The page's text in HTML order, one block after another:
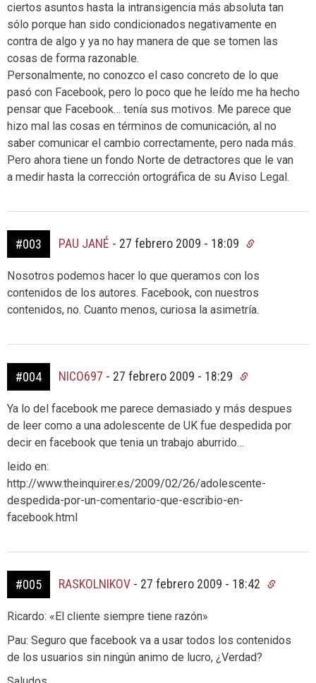
ciertos asuntos hasta la intransigencia más absoluta tan
sólo porque han sido condicionados negativamente en
contra de algo y ya no hay manera de que se tomen las
cosas de forma razonable.
Personalmente, no conozco el caso concreto de lo que
pasó con Facebook, pero lo poco que he leído me ha hecho
pensar que Facebook… tenía sus motivos. Me parece que
hizo mal las cosas en términos de comunicación, al no
saber comunicar el cambio correctamente, pero nada más.
Pero ahora tiene un fondo Norte de detractores que le van
a medir hasta la corrección ortográfica de su Aviso Legal.
#003 PAU JANÉ - 27 febrero 2009 - 18:09
Nosotros podemos hacer lo que queramos con los
contenidos de los autores. Facebook, con nuestros
contenidos, no. Cuanto menos, curiosa la asimetría.
#004 NICO697 - 27 febrero 2009 - 18:29
Ya lo del facebook me parece demasiado y más despues
de leer como a una adolescente de UK fue despedida por
decir en facebook que tenia un trabajo aburrido…
leido en:
http://www.theinquirer.es/2009/02/26/adolescente-
despedida-por-un-comentario-que-escribio-en-
facebook.html
#005 RASKOLNIKOV - 27 febrero 2009 - 18:42
Ricardo: «El cliente siempre tiene razón»
Pau: Seguro que facebook va a usar todos los contenidos
de los usuarios sin ningún animo de lucro, ¿Verdad?